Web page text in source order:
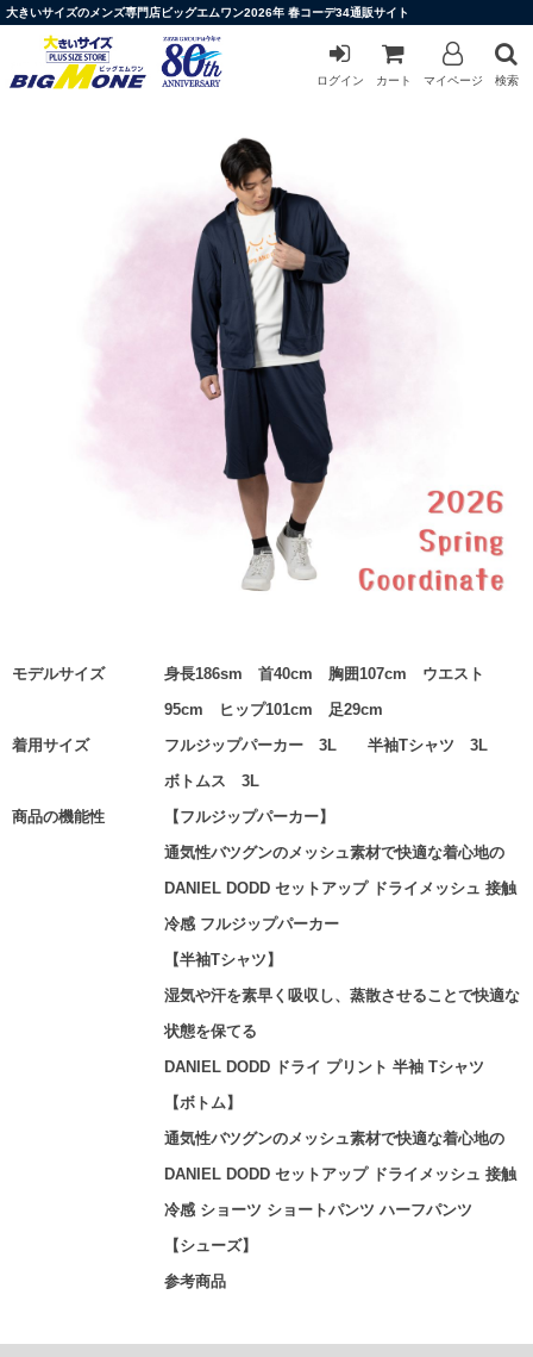
大きいサイズのメンズ専門店ビッグエムワン2026年 春コーデ34通販サイト
ログイン カート マイページ 検索
モデルサイズ
身長186sm 首40cm 胸囲107cm ウエスト
95cm ヒップ101cm 足29cm
着用サイズ
フルジップパーカー 3L 半袖Tシャツ 3L
ボトムス 3L
商品の機能性
【フルジップパーカー】
通気性バツグンのメッシュ素材で快適な着心地の
DANIEL DODD セットアップ ドライメッシュ 接触
冷感 フルジップパーカー
【半袖Tシャツ】
湿気や汗を素早く吸収し、蒸散させることで快適な
状態を保てる
DANIEL DODD ドライ プリント 半袖 Tシャツ
【ボトム】
通気性バツグンのメッシュ素材で快適な着心地の
DANIEL DODD セットアップ ドライメッシュ 接触
冷感 ショーツ ショートパンツ ハーフパンツ
【シューズ】
参考商品